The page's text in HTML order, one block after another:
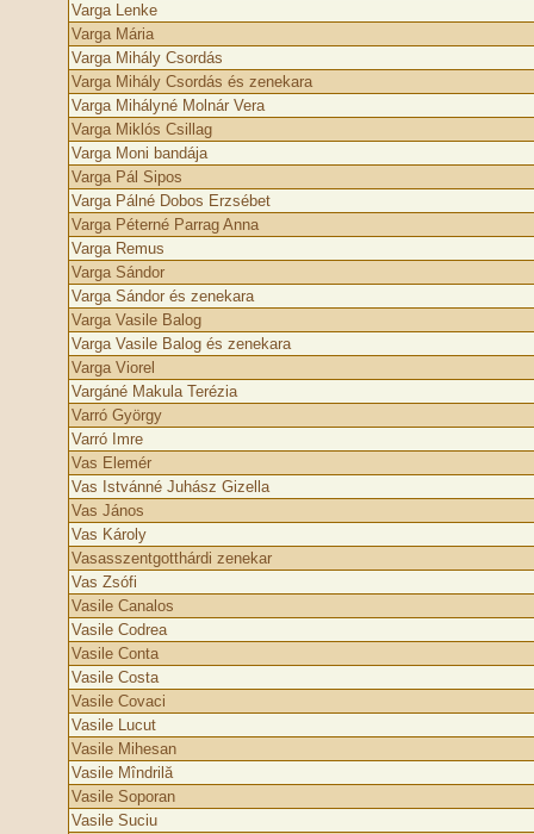
Varga Lenke
Varga Mária
Varga Mihály Csordás
Varga Mihály Csordás és zenekara
Varga Mihályné Molnár Vera
Varga Miklós Csillag
Varga Moni bandája
Varga Pál Sipos
Varga Pálné Dobos Erzsébet
Varga Péterné Parrag Anna
Varga Remus
Varga Sándor
Varga Sándor és zenekara
Varga Vasile Balog
Varga Vasile Balog és zenekara
Varga Viorel
Vargáné Makula Terézia
Varró György
Varró Imre
Vas Elemér
Vas Istvánné Juhász Gizella
Vas János
Vas Károly
Vasasszentgotthárdi zenekar
Vas Zsófi
Vasile Canalos
Vasile Codrea
Vasile Conta
Vasile Costa
Vasile Covaci
Vasile Lucut
Vasile Mihesan
Vasile Mîndrilă
Vasile Soporan
Vasile Suciu